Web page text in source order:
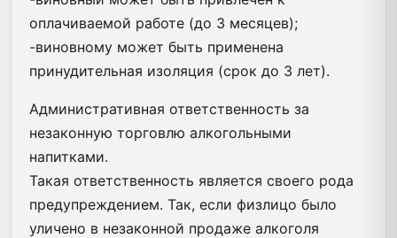
оплачиваемой работе (до 3 месяцев);
-виновному может быть применена
принудительная изоляция (срок до 3 лет).
Административная ответственность за
незаконную торговлю алкогольными
напитками.
Такая ответственность является своего рода
предупреждением. Так, если физлицо было
уличено в незаконной продаже алкоголя